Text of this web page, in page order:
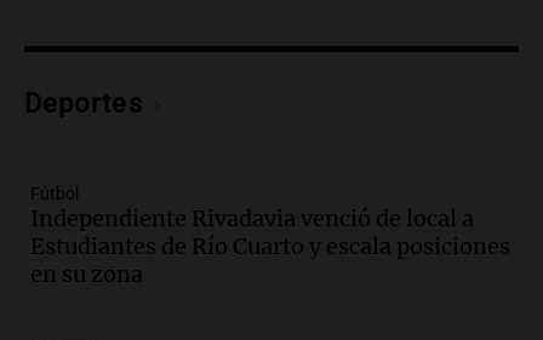
Audio.Preparativos finales para la gran
Bulaya este sábado
Audio.
Congreso y evacuación por derrame de
oxígeno en Montecastro
Panorama Federal
Deportes
Fútbol
Independiente Rivadavia venció de local a
Estudiantes de Río Cuarto y escala posiciones
en su zona